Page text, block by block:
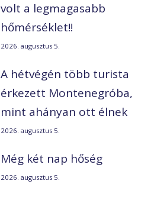
volt a legmagasabb
hőmérséklet!!
2026. augusztus 5.
A hétvégén több turista
érkezett Montenegróba,
mint ahányan ott élnek
2026. augusztus 5.
Még két nap hőség
2026. augusztus 5.